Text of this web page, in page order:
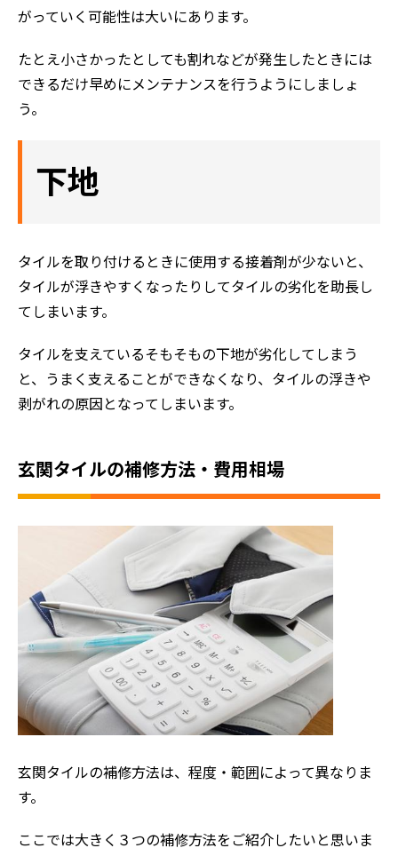
がっていく可能性は大いにあります。
たとえ小さかったとしても割れなどが発生したときには
できるだけ早めにメンテナンスを行うようにしましょ
う。
下地
タイルを取り付けるときに使用する接着剤が少ないと、
タイルが浮きやすくなったりしてタイルの劣化を助長し
てしまいます。
タイルを支えているそもそもの下地が劣化してしまう
と、うまく支えることができなくなり、タイルの浮きや
剥がれの原因となってしまいます。
玄関タイルの補修方法・費用相場
玄関タイルの補修方法は、程度・範囲によって異なりま
す。
ここでは大きく３つの補修方法をご紹介したいと思いま